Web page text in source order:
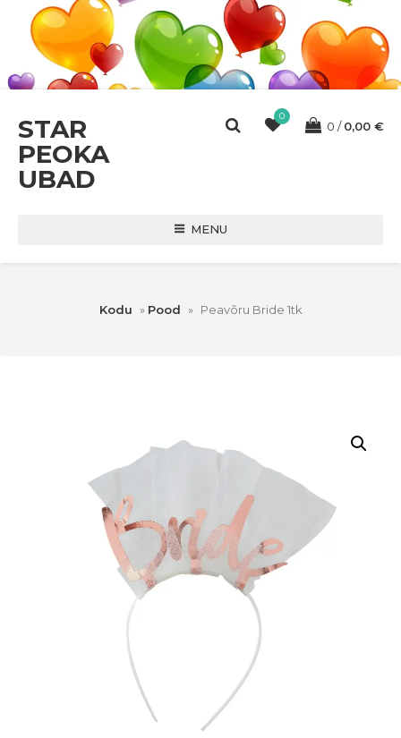
STAR
PEOKA
UBAD
0
0 0,00 €
MENU
Kodu » Pood » Peavõru Bride 1tk